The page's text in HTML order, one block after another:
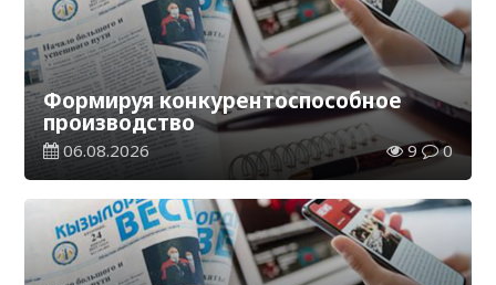
Формируя конкурентоспособное
производство
06.08.2026 9 0